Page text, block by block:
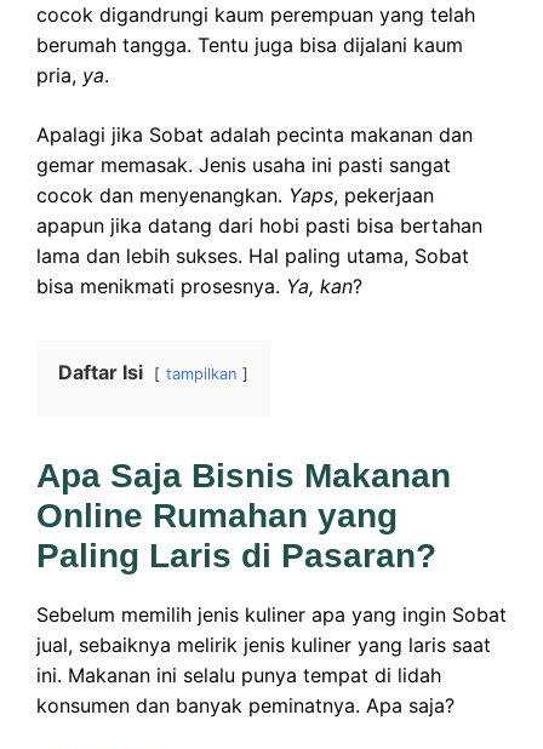
cocok digandrungi kaum perempuan yang telah
berumah tangga. Tentu juga bisa dijalani kaum
pria, ya.
Apalagi jika Sobat adalah pecinta makanan dan
gemar memasak. Jenis usaha ini pasti sangat
cocok dan menyenangkan. Yaps, pekerjaan
apapun jika datang dari hobi pasti bisa bertahan
lama dan lebih sukses. Hal paling utama, Sobat
bisa menikmati prosesnya. Ya, kan?
Daftar Isi tampilkan
Apa Saja Bisnis Makanan
Online Rumahan yang
Paling Laris di Pasaran?
Sebelum memilih jenis kuliner apa yang ingin Sobat
jual, sebaiknya melirik jenis kuliner yang laris saat
ini. Makanan ini selalu punya tempat di lidah
konsumen dan banyak peminatnya. Apa saja?